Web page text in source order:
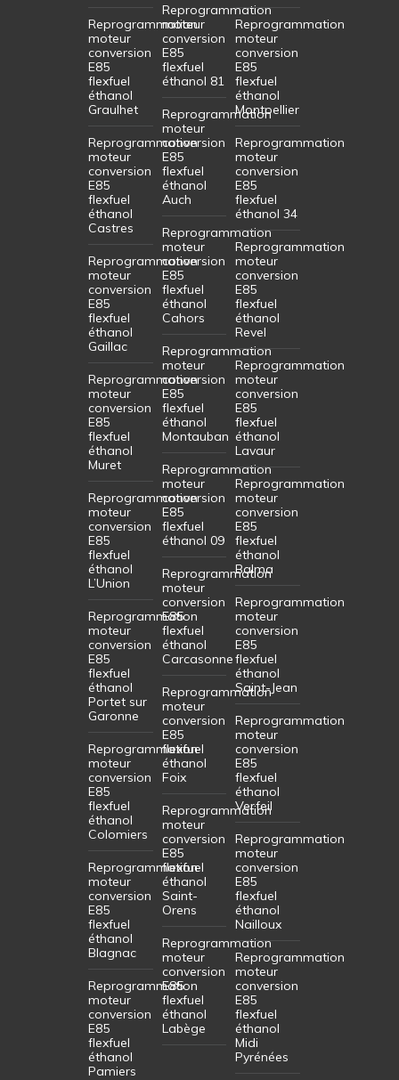
Reprogrammation
moteur
conversion
E85
flexfuel
éthanol
Graulhet
Reprogrammation
moteur
conversion
E85
flexfuel
éthanol
Castres
Reprogrammation
moteur
conversion
E85
flexfuel
éthanol
Gaillac
Reprogrammation
moteur
conversion
E85
flexfuel
éthanol
Muret
Reprogrammation
moteur
conversion
E85
flexfuel
éthanol
L’Union
Reprogrammation
moteur
conversion
E85
flexfuel
éthanol
Portet sur
Garonne
Reprogrammation
moteur
conversion
E85
flexfuel
éthanol
Colomiers
Reprogrammation
moteur
conversion
E85
flexfuel
éthanol
Blagnac
Reprogrammation
moteur
conversion
E85
flexfuel
éthanol
Pamiers
Reprogrammation
moteur
conversion
E85
flexfuel
éthanol 81
Reprogrammation
moteur
conversion
E85
flexfuel
éthanol
Auch
Reprogrammation
moteur
conversion
E85
flexfuel
éthanol
Cahors
Reprogrammation
moteur
conversion
E85
flexfuel
éthanol
Montauban
Reprogrammation
moteur
conversion
E85
flexfuel
éthanol 09
Reprogrammation
moteur
conversion
E85
flexfuel
éthanol
Carcasonne
Reprogrammation
moteur
conversion
E85
flexfuel
éthanol
Foix
Reprogrammation
moteur
conversion
E85
flexfuel
éthanol
Saint-
Orens
Reprogrammation
moteur
conversion
E85
flexfuel
éthanol
Labège
Reprogrammation
moteur
conversion
E85
flexfuel
éthanol
Montpellier
Reprogrammation
moteur
conversion
E85
flexfuel
éthanol 34
Reprogrammation
moteur
conversion
E85
flexfuel
éthanol
Revel
Reprogrammation
moteur
conversion
E85
flexfuel
éthanol
Lavaur
Reprogrammation
moteur
conversion
E85
flexfuel
éthanol
Balma
Reprogrammation
moteur
conversion
E85
flexfuel
éthanol
Saint-Jean
Reprogrammation
moteur
conversion
E85
flexfuel
éthanol
Verfeil
Reprogrammation
moteur
conversion
E85
flexfuel
éthanol
Nailloux
Reprogrammation
moteur
conversion
E85
flexfuel
éthanol
Midi
Pyrénées